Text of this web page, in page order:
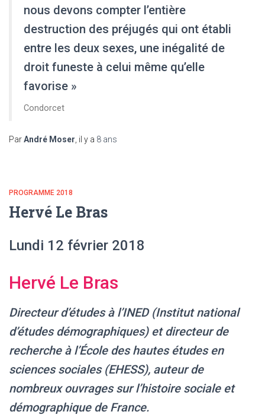
nous devons compter l’entière
destruction des préjugés qui ont établi
entre les deux sexes, une inégalité de
droit funeste à celui même qu’elle
favorise »
Condorcet
ParAndré Moser , il y a 8 ans
PROGRAMME 2018
Hervé Le Bras
Lundi 12 février 2018
Hervé Le Bras
Directeur d’études à l’INED (Institut national
d’études démographiques) et directeur de
recherche à l’École des hautes études en
sciences sociales (EHESS), auteur de
nombreux ouvrages sur l’histoire sociale et
démographique de France.